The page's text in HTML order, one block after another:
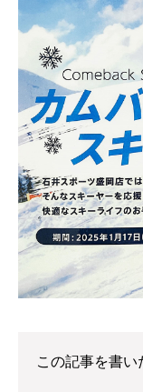
この記事を書い